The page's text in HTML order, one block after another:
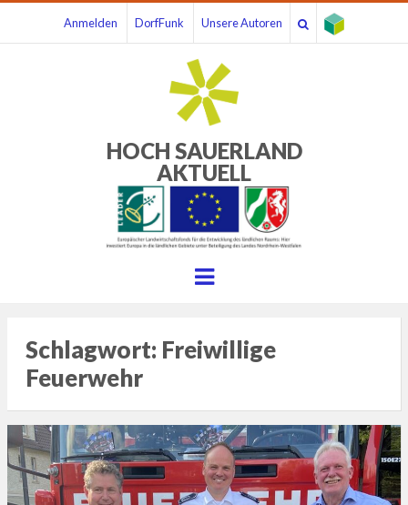
Anmelden DorfFunk Unsere Autoren
HOCH SAUERLAND
AKTUELL
Menu
Schlagwort: Freiwillige
Feuerwehr